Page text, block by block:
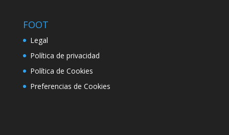
FOOT
Legal
Política de privacidad
Política de Cookies
Preferencias de Cookies